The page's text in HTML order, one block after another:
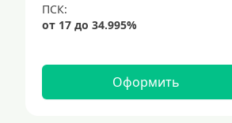
Оформить